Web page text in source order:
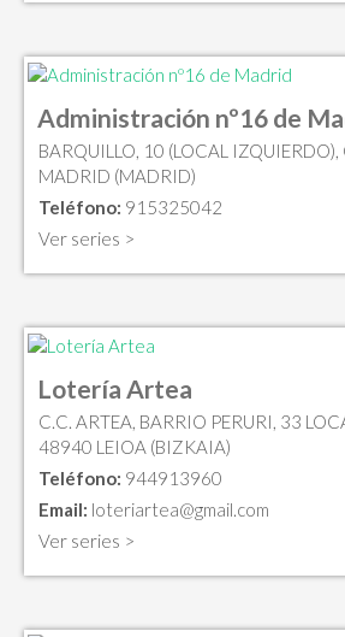
Administración nº16 de
BARQUILLO, 10 (LOCAL
MADRID (MADRID)
Teléfono: 915325042
Ver series >
Lotería Artea
C.C. ARTEA, BARRIO PERURI, 33
48940 LEIOA (BIZKAIA)
Teléfono: 944913960
Email: loteriartea@gmail.com
Ver series >